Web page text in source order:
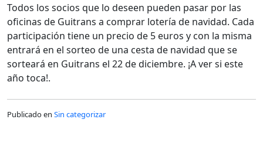
Todos los socios que lo deseen pueden pasar por las
oficinas de Guitrans a comprar lotería de navidad. Cada
participación tiene un precio de 5 euros y con la misma
entrará en el sorteo de una cesta de navidad que se
sorteará en Guitrans el 22 de diciembre. ¡A ver si este
año toca!.
Publicado en Sin categorizar